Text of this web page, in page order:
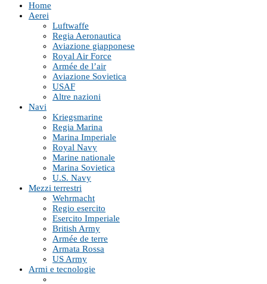
Home
Aerei
Luftwaffe
Regia Aeronautica
Aviazione giapponese
Royal Air Force
Armée de l’air
Aviazione Sovietica
USAF
Altre nazioni
Navi
Kriegsmarine
Regia Marina
Marina Imperiale
Royal Navy
Marine nationale
Marina Sovietica
U.S. Navy
Mezzi terrestri
Wehrmacht
Regio esercito
Esercito Imperiale
British Army
Armée de terre
Armata Rossa
US Army
Armi e tecnologie